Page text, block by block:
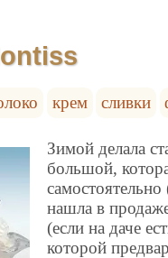
крем сливки
Зимой делала
большой,
нашла в
(если на даче
которой